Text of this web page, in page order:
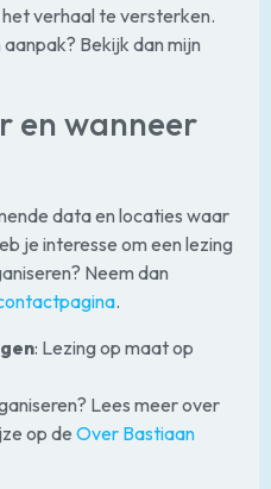
verhaal te versterken.
Bekijk dan mijn
en wanneer
data en locaties waar
je interesse om een lezing
Neem dan
.
: Lezing op maat op
Lees meer over
op de Over Bastiaan